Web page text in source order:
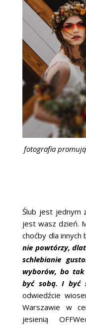
fotografia
Ślub jest jednym
jest wasz dzień.
choćby dla innych
nie powtórzy,
schlebianie
wyborów, bo
być sobą. I być
odwiedźcie
Warszawie w
jesienią